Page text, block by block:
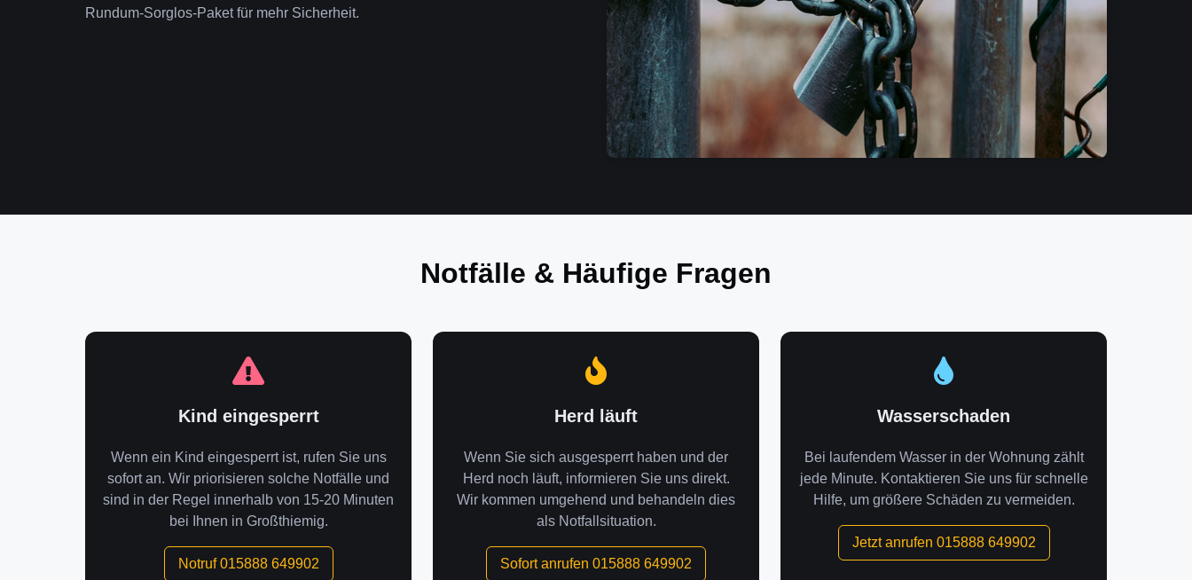
Rundum-Sorglos-Paket für mehr Sicherheit.
Notfälle & Häufige Fragen
Kind eingesperrt
Wenn ein Kind eingesperrt ist, rufen Sie uns
sofort an. Wir priorisieren solche Notfälle und
sind in der Regel innerhalb von 15-20 Minuten
bei Ihnen in Großthiemig.
Notruf 015888 649902
Herd läuft
Wenn Sie sich ausgesperrt haben und der
Herd noch läuft, informieren Sie uns direkt.
Wir kommen umgehend und behandeln dies
als Notfallsituation.
Sofort anrufen 015888 649902
Wasserschaden
Bei laufendem Wasser in der Wohnung zählt
jede Minute. Kontaktieren Sie uns für schnelle
Hilfe, um größere Schäden zu vermeiden.
Jetzt anrufen 015888 649902